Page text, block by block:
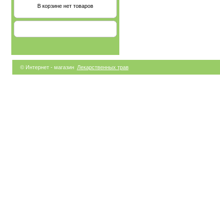
В корзине нет товаров
© Интернет - магазин Лекарственных трав